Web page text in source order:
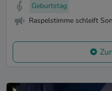
Geburtstag
Raspelstimme schleift